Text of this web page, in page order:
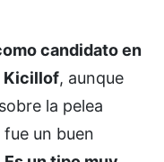
candidato en
Kicillof, aunque
la pelea
fue un buen